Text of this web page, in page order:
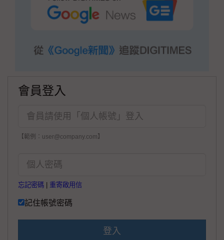
會員登入
【範例：user@company.com】
忘記密碼 重寄啟用信
記住帳號密碼
登入